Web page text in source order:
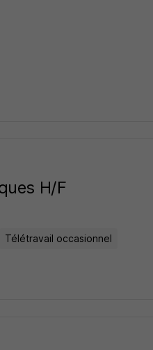
H/F
Télétravail occasionnel